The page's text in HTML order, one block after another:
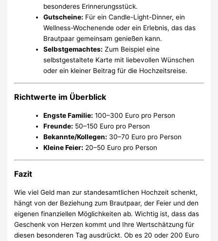
besonderes Erinnerungsstück.
Gutscheine: Für ein Candle-Light-Dinner, ein
Wellness-Wochenende oder ein Erlebnis, das das
Brautpaar gemeinsam genießen kann.
Selbstgemachtes: Zum Beispiel eine
selbstgestaltete Karte mit liebevollen Wünschen
oder ein kleiner Beitrag für die Hochzeitsreise.
Richtwerte im Überblick
Engste Familie: 100–300 Euro pro Person
Freunde: 50–150 Euro pro Person
Bekannte/Kollegen: 30–70 Euro pro Person
Kleine Feier: 20–50 Euro pro Person
Fazit
Wie viel Geld man zur standesamtlichen Hochzeit schenkt,
hängt von der Beziehung zum Brautpaar, der Feier und den
eigenen finanziellen Möglichkeiten ab. Wichtig ist, dass das
Geschenk von Herzen kommt und Ihre Wertschätzung für
diesen besonderen Tag ausdrückt. Ob es 20 oder 200 Euro